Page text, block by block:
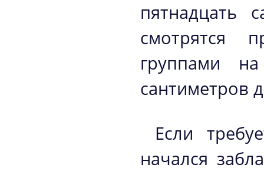
пятнадцать
смотрятся
группами
сантиметров
Если
начался